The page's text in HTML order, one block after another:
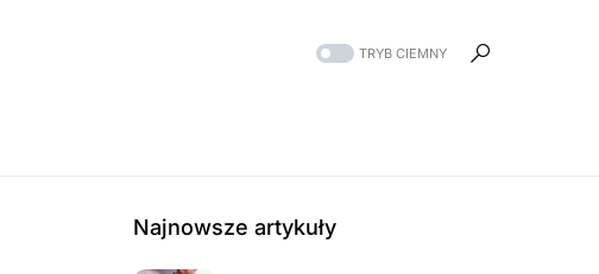
TRYB CIEMNY
Najnowsze artykuły